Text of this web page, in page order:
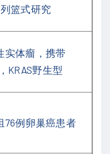
篮式研究
实体瘤，携带
KRAS野生型
76例卵巢癌患者